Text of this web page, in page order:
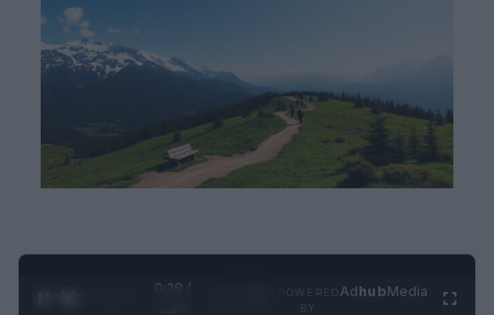
0:29 /
AdhubMedia